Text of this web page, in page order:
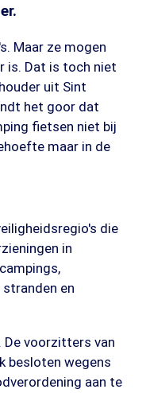
Maar ze mogen
is. Dat is toch niet
uit Sint
het goor dat
fietsen niet bij
maar in de
die
in
stranden en
voorzitters van
besloten wegens
aan te